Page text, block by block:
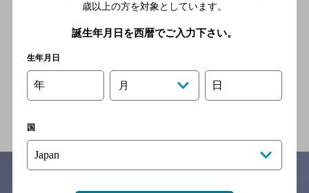
若大将
刺身 各種手作り料理]
歳以上の方を対象としています。
誕生年月日を西暦でご入力下さい。
生年月日
年 月 日
国